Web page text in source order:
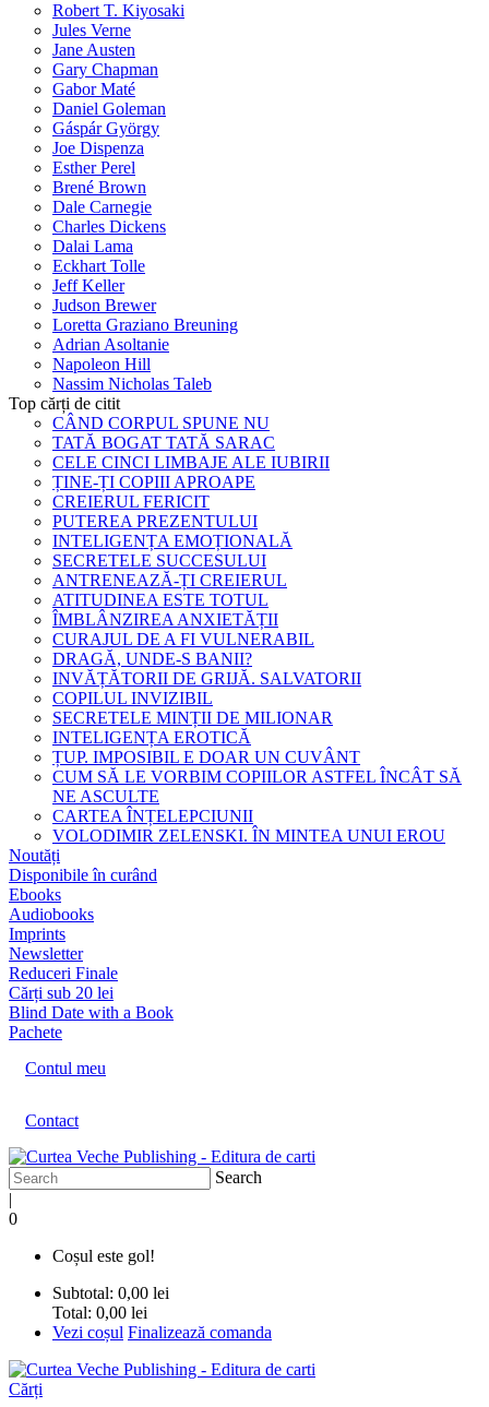
Robert T. Kiyosaki
Jules Verne
Jane Austen
Gary Chapman
Gabor Maté
Daniel Goleman
Gáspár György
Joe Dispenza
Esther Perel
Brené Brown
Dale Carnegie
Charles Dickens
Dalai Lama
Eckhart Tolle
Jeff Keller
Judson Brewer
Loretta Graziano Breuning
Adrian Asoltanie
Napoleon Hill
Nassim Nicholas Taleb
Top cărți de citit
CÂND CORPUL SPUNE NU
TATĂ BOGAT TATĂ SARAC
CELE CINCI LIMBAJE ALE IUBIRII
ȚINE-ȚI COPIII APROAPE
CREIERUL FERICIT
PUTEREA PREZENTULUI
INTELIGENȚA EMOȚIONALĂ
SECRETELE SUCCESULUI
ANTRENEAZĂ-ȚI CREIERUL
ATITUDINEA ESTE TOTUL
ÎMBLÂNZIREA ANXIETĂȚII
CURAJUL DE A FI VULNERABIL
DRAGĂ, UNDE-S BANII?
INVĂȚĂTORII DE GRIJĂ. SALVATORII
COPILUL INVIZIBIL
SECRETELE MINȚII DE MILIONAR
INTELIGENȚA EROTICĂ
ȚUP. IMPOSIBIL E DOAR UN CUVÂNT
CUM SĂ LE VORBIM COPIILOR ASTFEL ÎNCÂT SĂ
NE ASCULTE
CARTEA ÎNȚELEPCIUNII
VOLODIMIR ZELENSKI. ÎN MINTEA UNUI EROU
Noutăți
Disponibile în curând
Ebooks
Audiobooks
Imprints
Newsletter
Reduceri Finale
Cărți sub 20 lei
Blind Date with a Book
Pachete
Contul meu
Contact
Search
|
0
Coșul este gol!
Subtotal: 0,00 lei
Total: 0,00 lei
Vezi coșul Finalizează comanda
Cărți